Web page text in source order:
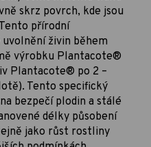
skrz povrch, kde jsou
přírodní
živin během
výrobku Plantacote®
Plantacote® po 2 –
Tento specifický
bezpečí plodin a stálé
délky působení
jako růst rostliny